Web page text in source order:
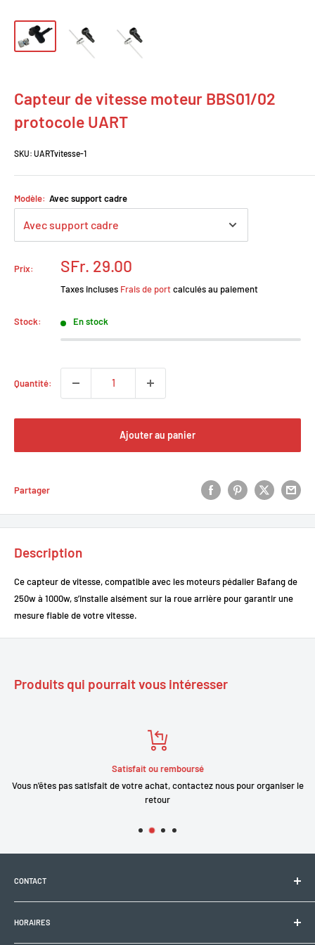
Capteur de vitesse moteur BBS01/02
protocole UART
SKU: UARTvitesse-1
Modèle: Avec support cadre
Prix:
Prix
réduit
SFr. 29.00
Taxes incluses Frais de portcalculés au paiement
Stock: En stock
Quantité:
Ajouter au panier
Partager
Description
Ce capteur de vitesse, compatible avec les moteurs pédalier Bafang de
250w à 1000w, s’installe aisément sur la roue arrière pour garantir une
mesure fiable de votre vitesse.
Produits qui pourrait vous intéresser
Satisfait ou remboursé
Vous n'êtes pas satisfait de votre achat, contactez nous pour organiser le
retour
CONTACT
HORAIRES